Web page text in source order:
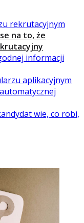
rekrutacyjnym
na to, że
informacji
aplikacyjnym
wie, co robi,